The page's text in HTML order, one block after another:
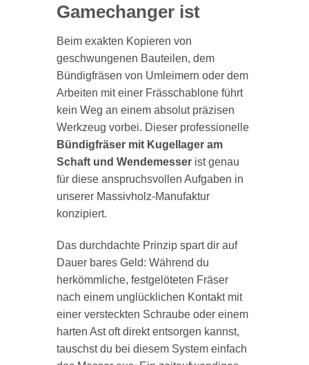
Gamechanger ist
Beim exakten Kopieren von
geschwungenen Bauteilen, dem
Bündigfräsen von Umleimern oder dem
Arbeiten mit einer Frässchablone führt
kein Weg an einem absolut präzisen
Werkzeug vorbei. Dieser professionelle
Bündigfräser mit Kugellager am
Schaft und Wendemesserist genau
für diese anspruchsvollen Aufgaben in
unserer Massivholz-Manufaktur
konzipiert.
Das durchdachte Prinzip spart dir auf
Dauer bares Geld: Während du
herkömmliche, festgelöteten Fräser
nach einem unglücklichen Kontakt mit
einer versteckten Schraube oder einem
harten Ast oft direkt entsorgen kannst,
tauschst du bei diesem System einfach